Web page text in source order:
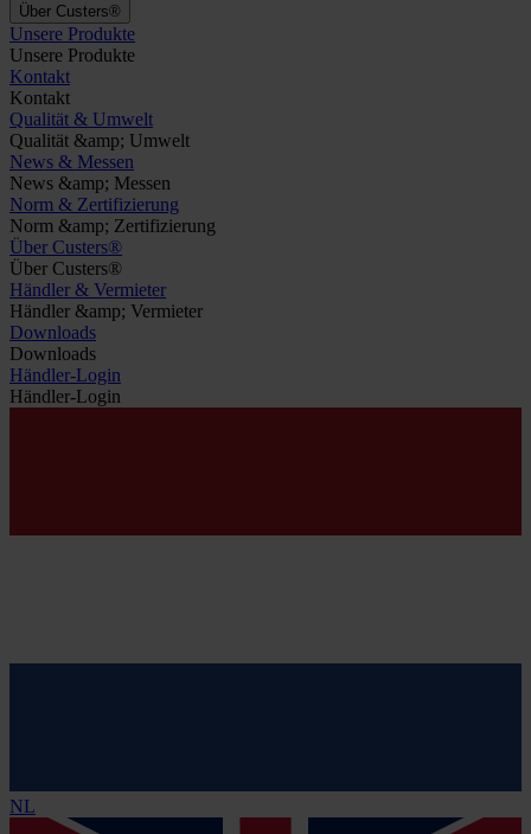
Über Custers®
Unsere Produkte
Unsere Produkte
Kontakt
Kontakt
Qualität & Umwelt
Qualität &amp; Umwelt
News & Messen
News &amp; Messen
Norm & Zertifizierung
Norm &amp; Zertifizierung
Über Custers®
Über Custers®
Händler & Vermieter
Händler &amp; Vermieter
Downloads
Downloads
Händler-Login
Händler-Login
NL